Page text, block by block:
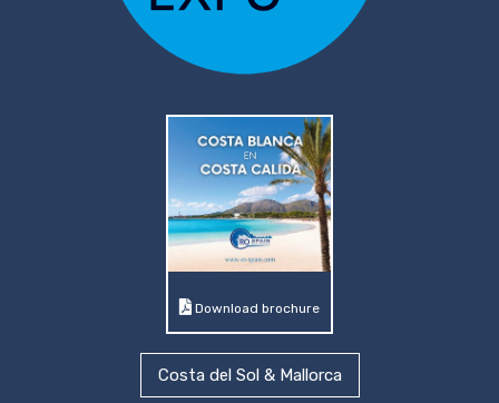
Download brochure
Costa del Sol & Mallorca